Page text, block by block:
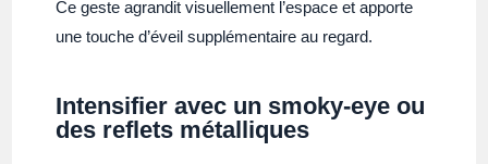
Ce geste agrandit visuellement l’espace et apporte
une touche d’éveil supplémentaire au regard.
Intensifier avec un smoky-eye ou
des reflets métalliques